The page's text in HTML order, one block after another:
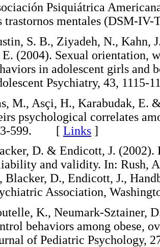
Psiquiátrica
trastornos mentales (DSM-
S. B., Ziyadeh, N., Kahn,
(2004). Sexual orientation,
in adolescent girls and
Psychiatry, 43,
M., Asçi, H., Karabudak, E.
psychological correlates
599. [ Links ]
D. & Endicott, J. (2002).
and validity. In: Rush,
Blacker, D., Endicott, J.,
Association,
K., Neumark-Sztainer,
behaviors among obese,
of Pediatric